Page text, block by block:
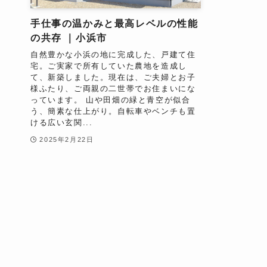
手仕事の温かみと最高レベルの性能
の共存 ｜小浜市
自然豊かな小浜の地に完成した、戸建て住
宅。ご実家で所有していた農地を造成し
て、新築しました。現在は、ご夫婦とお子
様ふたり、ご両親の二世帯でお住まいにな
っています。 山や田畑の緑と青空が似合
う、簡素な仕上がり。自転車やベンチも置
ける広い玄関...
2025年2月22日